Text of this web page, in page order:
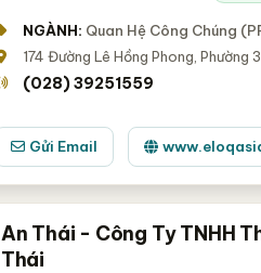
NGÀNH: Quan Hệ Công Chúng
174 Đường Lê Hồng Phong, Phường
(028) 39251559
Gửi Email
An Thái - Công Ty TNHH
Thái